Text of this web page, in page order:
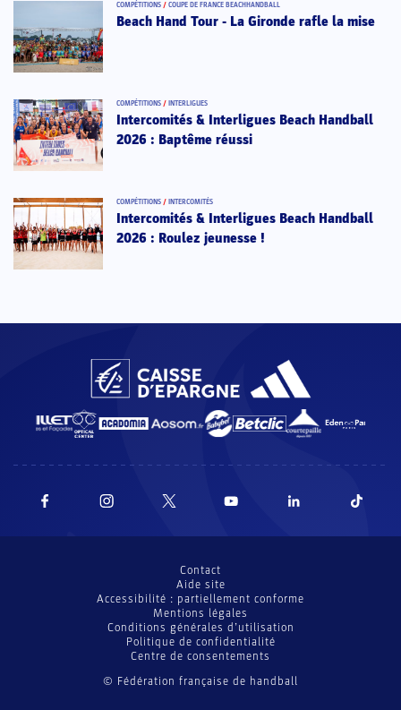
COMPÉTITIONS / COUPE DE FRANCE BEACHHANDBALL
Beach Hand Tour - La Gironde rafle la mise
COMPÉTITIONS / INTERLIGUES
Intercomités & Interligues Beach Handball
2026 : Baptême réussi
COMPÉTITIONS / INTERCOMITÉS
Intercomités & Interligues Beach Handball
2026 : Roulez jeunesse !
© Fédération française de handball
Contact
Aide site
Accessibilité : partiellement conforme
Mentions légales
Conditions générales d’utilisation
Politique de confidentialité
Centre de consentements